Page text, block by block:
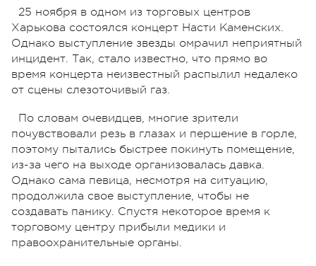
25 ноября в одном из торговых центров
Харькова состоялся концерт Насти Каменских.
Однако выступление звезды омрачил неприятный
инцидент. Так, стало известно, что прямо во
время концерта неизвестный распылил недалеко
от сцены слезоточивый газ.
По словам очевидцев, многие зрители
почувствовали резь в глазах и першение в горле,
поэтому пытались быстрее покинуть помещение,
из-за чего на выходе организовалась давка.
Однако сама певица, несмотря на ситуацию,
продолжила свое выступление, чтобы не
создавать панику. Спустя некоторое время к
торговому центру прибыли медики и
правоохранительные органы.